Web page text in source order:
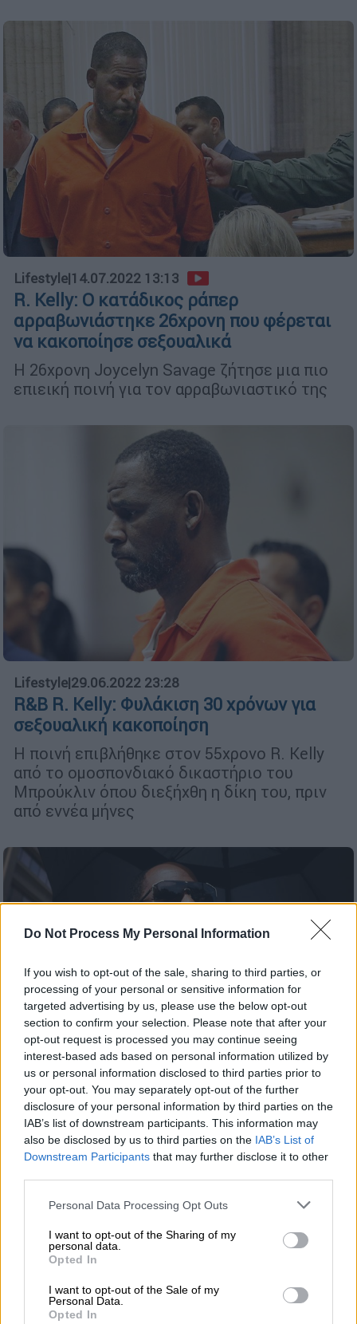
Do Not Process My Personal Information
If you wish to opt-out of the sale, sharing to third parties, or
processing of your personal or sensitive information for
targeted advertising by us, please use the below opt-out
section to confirm your selection. Please note that after your
opt-out request is processed you may continue seeing
interest-based ads based on personal information utilized by
us or personal information disclosed to third parties prior to
your opt-out. You may separately opt-out of the further
disclosure of your personal information by third parties on the
IAB’s list of downstream participants. This information may
also be disclosed by us to third parties on the IAB’s List of
Downstream Participants that may further disclose it to other
Please note that this website/app uses one or more Google
not limited to your visit or usage behaviour. You may click to
grant or deny consent to Google and its third-party tags to
use your data for below specified purposes in below Google
consent section.
Personal Data Processing Opt Outs
I want to opt-out of the Sharing of my
personal data.
Opted In
I want to opt-out of the Sale of my
Personal Data.
Opted In
Lifestyle|14.07.2022 13:13
R. Kelly: Ο κατάδικος ράπερ
αρραβωνιάστηκε 26χρονη που φέρεται
να κακοποίησε σεξουαλικά
Η 26χρονη Joycelyn Savage ζήτησε μια πιο
επιεική ποινή για τον αρραβωνιαστικό της
Lifestyle|29.06.2022 23:28
R&B R. Kelly: Φυλάκιση 30 χρόνων για
σεξουαλική κακοποίηση
Η ποινή επιβλήθηκε στον 55χρονο R. Kelly
από το ομοσπονδιακό δικαστήριο του
Μπρούκλιν όπου διεξήχθη η δίκη του, πριν
από εννέα μήνες
Lifestyle|28.09.2021 15:43
R. Kelly: Ένοχος για trafficking και
σεξουαλική κακοποίηση γυναικών και
ανηλίκων - Η ιστορία της Aaliyah
Οι κατηγορίες κατά του R. Kelly σοκάρουν -
Πώς βασάνιζε τα ανήλικα θύματά του